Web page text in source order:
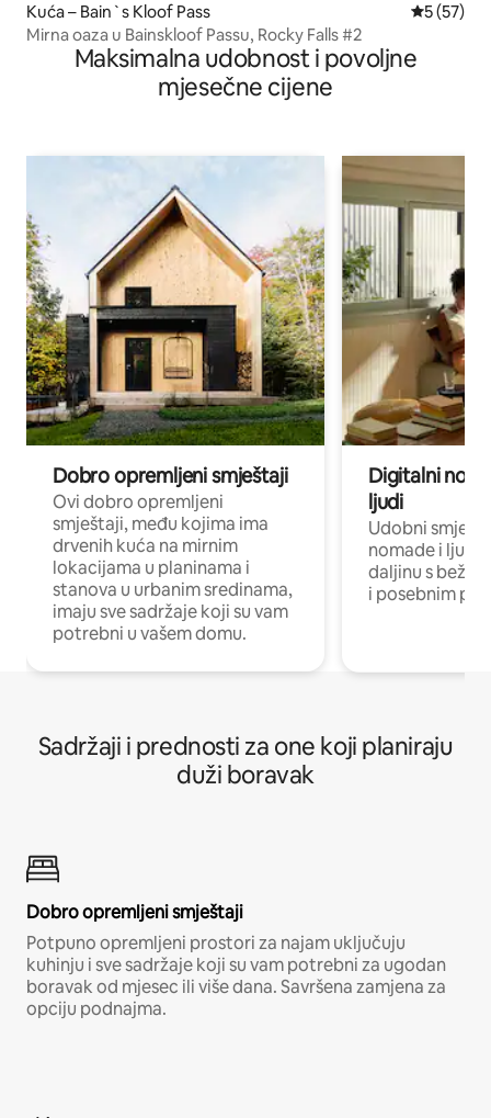
Kuća – Bain`s Kloof Pass Prosječna
5 (57)
Mirna oaza u Bainskloof Passu, Rocky Falls #2
Maksimalna udobnost i povoljne
mjesečne cijene
Dobro opremljeni smještaji
Ovi dobro opremljeni
smještaji, među kojima ima
drvenih kuća na mirnim
lokacijama u planinama i
stanova u urbanim sredinama,
imaju sve sadržaje koji su vam
potrebni u vašem domu.
Digitalni
ljudi
Udobni
nomade i ljude
daljinu s
i posebnim
Sadržaji i prednosti za one koji planiraju
duži boravak
Dobro opremljeni smještaji
Potpuno opremljeni prostori za najam uključuju
kuhinju i sve sadržaje koji su vam potrebni za ugodan
boravak od mjesec ili više dana. Savršena zamjena za
opciju podnajma.